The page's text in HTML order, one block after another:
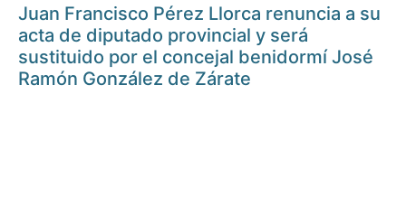
Juan Francisco Pérez Llorca renuncia a su
acta de diputado provincial y será
sustituido por el concejal benidormí José
Ramón González de Zárate